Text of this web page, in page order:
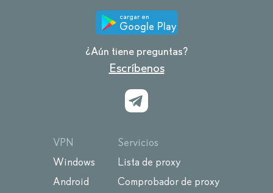
cargar en
Google Play
¿Aún tiene preguntas?
Escríbenos
VPN
Windows
Android
Servicios
Lista de proxy
Comprobador de proxy